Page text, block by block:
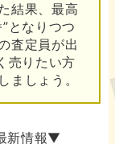
結果、最高
となりつつ
査定員が出
売りたい方
ましょう。
新情報▼